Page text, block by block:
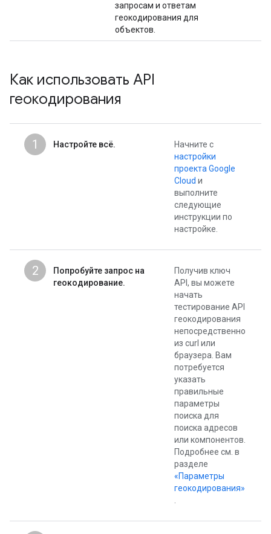
запросам и ответам
геокодирования для
объектов.
Как использовать API
геокодирования
1 Настройте всё.
Начните с
настройки
проекта Google
Cloud и
выполните
следующие
инструкции по
настройке.
2
Попробуйте запрос на
геокодирование.
Получив ключ
API, вы можете
начать
тестирование API
геокодирования
непосредственно
из curl или
браузера. Вам
потребуется
указать
правильные
параметры
поиска для
поиска адресов
или компонентов.
Подробнее см. в
разделе
«Параметры
геокодирования»